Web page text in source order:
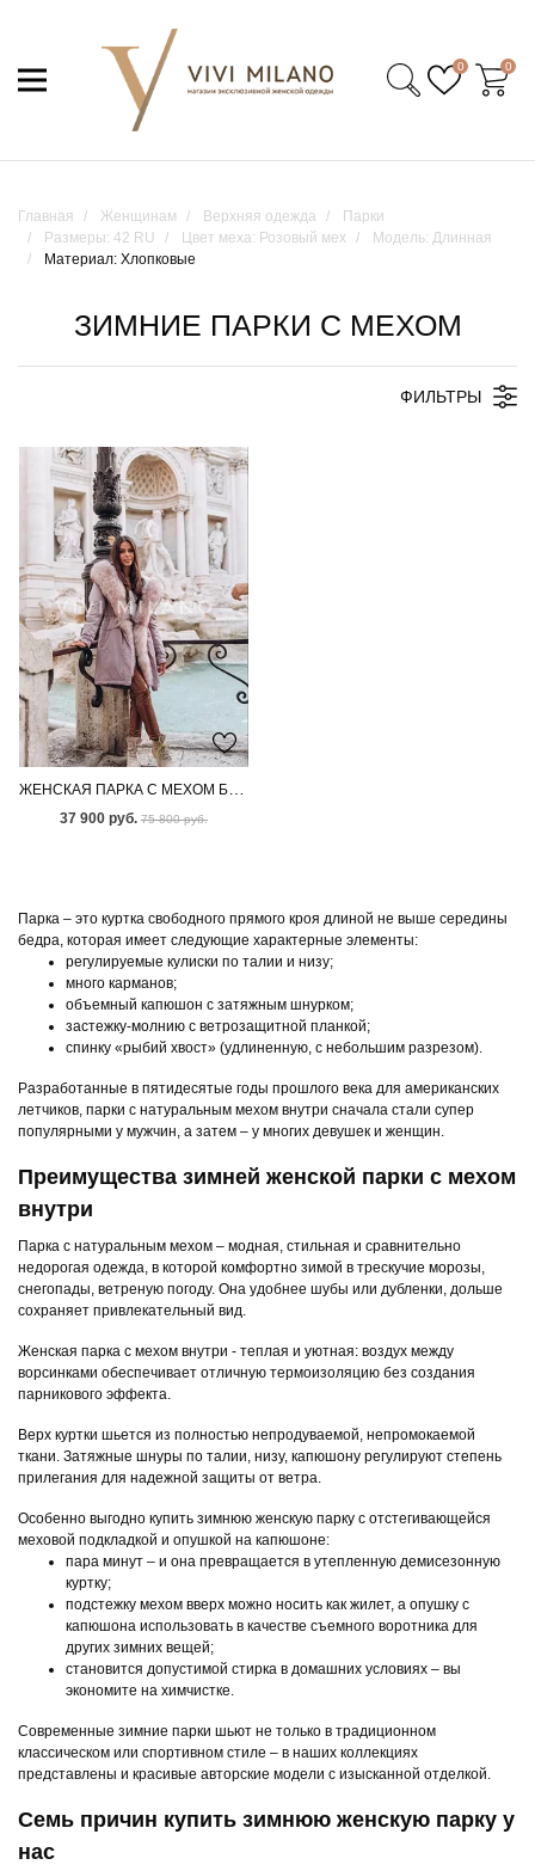
0 0
Главная Женщинам Верхняя одежда
Парки
Размеры: 42 RU
Цвет меха: Розовый мех
Модель: Длинная
Материал: Хлопковые
ЗИМНИЕ ПАРКИ С МЕХОМ
ФИЛЬТРЫ
ЖЕНСКАЯ ПАРКА С МЕХОМ БЕНГАЛЬСКОЙ ЛИСЫ
37 900 руб. 75 800 руб.
Парка – это куртка свободного прямого кроя длиной не выше середины
бедра, которая имеет следующие характерные элементы:
регулируемые кулиски по талии и низу;
много карманов;
объемный капюшон с затяжным шнурком;
застежку-молнию с ветрозащитной планкой;
спинку «рыбий хвост» (удлиненную, с небольшим разрезом).
Разработанные в пятидесятые годы прошлого века для американских
летчиков, парки с натуральным мехом внутри сначала стали супер
популярными у мужчин, а затем – у многих девушек и женщин.
Преимущества зимней женской парки с мехом
внутри
Парка с натуральным мехом – модная, стильная и сравнительно
недорогая одежда, в которой комфортно зимой в трескучие морозы,
снегопады, ветреную погоду. Она удобнее шубы или дубленки, дольше
сохраняет привлекательный вид.
Женская парка с мехом внутри - теплая и уютная: воздух между
ворсинками обеспечивает отличную термоизоляцию без создания
парникового эффекта.
Верх куртки шьется из полностью непродуваемой, непромокаемой
ткани. Затяжные шнуры по талии, низу, капюшону регулируют степень
прилегания для надежной защиты от ветра.
Особенно выгодно купить зимнюю женскую парку с отстегивающейся
меховой подкладкой и опушкой на капюшоне:
пара минут – и она превращается в утепленную демисезонную
куртку;
подстежку мехом вверх можно носить как жилет, а опушку с
капюшона использовать в качестве съемного воротника для
других зимних вещей;
становится допустимой стирка в домашних условиях – вы
экономите на химчистке.
Современные зимние парки шьют не только в традиционном
классическом или спортивном стиле – в наших коллекциях
представлены и красивые авторские модели с изысканной отделкой.
Семь причин купить зимнюю женскую парку у
нас